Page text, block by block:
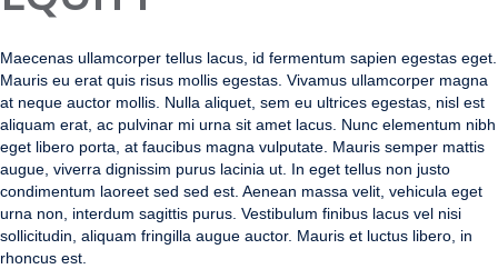
Maecenas ullamcorper tellus lacus, id fermentum sapien egestas eget.
Mauris eu erat quis risus mollis egestas. Vivamus ullamcorper magna
at neque auctor mollis. Nulla aliquet, sem eu ultrices egestas, nisl est
aliquam erat, ac pulvinar mi urna sit amet lacus. Nunc elementum nibh
eget libero porta, at faucibus magna vulputate. Mauris semper mattis
augue, viverra dignissim purus lacinia ut. In eget tellus non justo
condimentum laoreet sed sed est. Aenean massa velit, vehicula eget
urna non, interdum sagittis purus. Vestibulum finibus lacus vel nisi
sollicitudin, aliquam fringilla augue auctor. Mauris et luctus libero, in
rhoncus est.